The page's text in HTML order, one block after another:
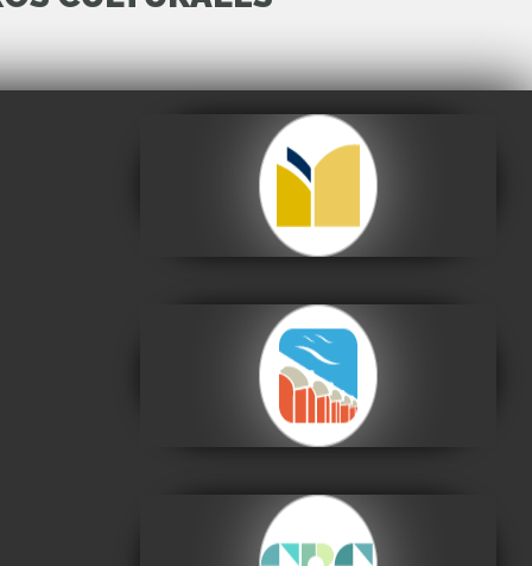
Archivo y Biblioteca
Nacionales de Bolivia
Centro de la Cultura
Plurinacional
Visitar
Centro de la
Revolución Cultural